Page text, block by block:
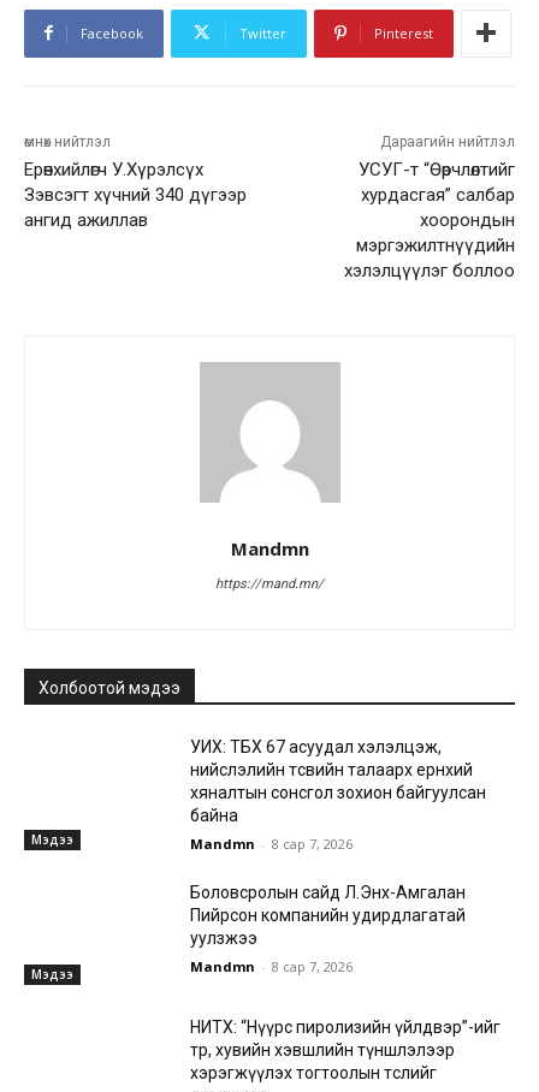
Facebook Twitter Pinterest
өмнөх нийтлэл
Ерөнхийлөгч У.Хүрэлсүх
Зэвсэгт хүчний 340 дүгээр
ангид ажиллав
Дараагийн нийтлэл
УСУГ-т “Өөрчлөлтийг
хурдасгая” салбар
хоорондын
мэргэжилтнүүдийн
хэлэлцүүлэг боллоо
Mandmn
https://mand.mn/
Холбоотой мэдээ
Мэдээ
УИХ: ТБХ 67 асуудал хэлэлцэж,
нийслэлийн төсвийн талаарх ерөнхий
хяналтын сонсгол зохион байгуулсан
байна
Mandmn - 8 сар 7, 2026
Мэдээ
Боловсролын сайд Л.Энх-Амгалан
Пийрсон компанийн удирдлагатай
уулзжээ
Mandmn - 8 сар 7, 2026
НИТХ: “Нүүрс пиролизийн үйлдвэр”-ийг
төр, хувийн хэвшлийн түншлэлээр
хэрэгжүүлэх тогтоолын төслийг